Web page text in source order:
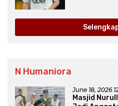
N Humaniora
June 18, 2026
Masjid